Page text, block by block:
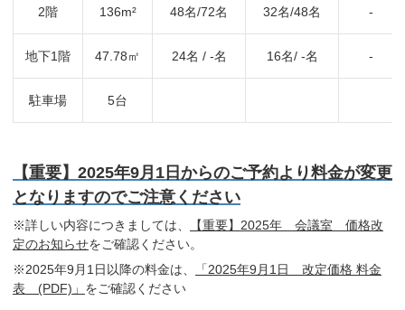
2階 136m² 48名/72名 32名/48名 -
地下1階 47.78㎡ 24名 / -名 16名/ -名 -
駐車場 5台
【重要】2025年9月1日からのご予約より料金が変更
となりますのでご注意ください
※詳しい内容につきましては、
【重要】2025年 会議室 価格改
定のお知らせをご確認ください。
※2025年9月1日以降の料金は、
「2025年9月1日 改定価格 料金
表 (PDF)」 をご確認ください